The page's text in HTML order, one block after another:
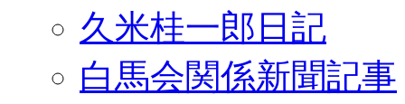
久米桂一郎日記
白馬会関係新聞記事